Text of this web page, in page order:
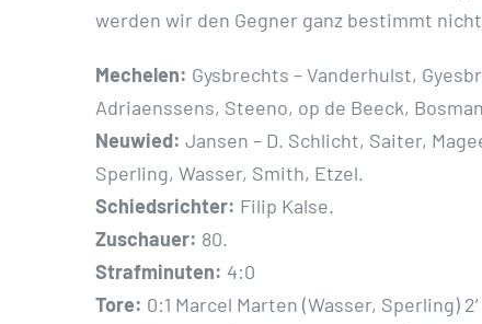
werden wir den Gegner ganz bestimmt
Mechelen: Gysbrechts – Vanderhulst,
Adriaenssens, Steeno, op de Beeck,
Neuwied: Jansen – D. Schlicht, Saiter,
Sperling, Wasser, Smith, Etzel.
Schiedsrichter: Filip Kalse.
Zuschauer: 80.
Strafminuten: 4:0
Tore: 0:1 Marcel Marten (Wasser, Sperling)